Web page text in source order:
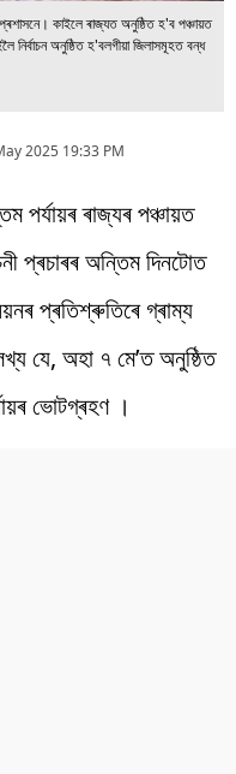
কাইলে ৰাজ্যত অনুষ্ঠিত হ'ব পঞ্চায়ত
নিৰ্বাচন অনুষ্ঠিত হ'বলগীয়া জিলাসমূহত বন্ধ
2025 19:33 PM
পৰ্যায়ৰ ৰাজ্যৰ পঞ্চায়ত
প্ৰচাৰৰ অন্তিম দিনটোত
প্ৰতিশ্ৰুতিৰে গ্ৰাম্য
যে, অহা ৭ মে’ত অনুষ্ঠিত
ভোটগ্ৰহণ ।